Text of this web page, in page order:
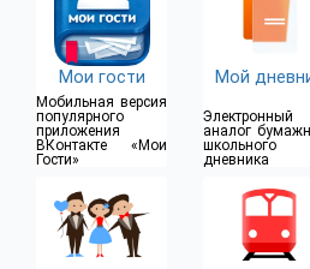
Мои гости
Мобильная версия
популярного
приложения
ВКонтакте «Мои
Гости»
Мой
Электронный
аналог
школьного
дневника